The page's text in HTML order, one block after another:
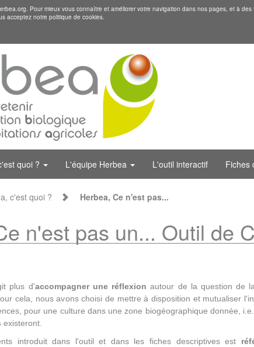
Pour mieux vous connaître et améliorer votre navigation dans nos pages, et à
acceptez notre politique de cookies.
quoi ? L'équipe Herbea L'outil interactif Fiches
c'est quoi ? Herbea, Ce n'est pas...
n'est pas un... Outil de
plus d'accompagner une réflexion autour de la question de
cela, nous avons choisi de mettre à disposition et mutualiser
pour une culture dans une zone biogéographique donnée,
existeront.
introduit dans l'outil et dans les fiches descriptives est